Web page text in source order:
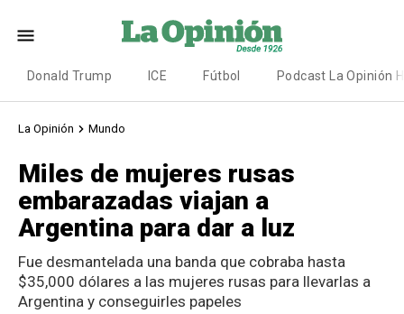
Donald Trump ICE Fútbol Podcast La Opinión
La Opinión Mundo
Miles de mujeres rusas
embarazadas viajan a
Argentina para dar a luz
Fue desmantelada una banda que cobraba hasta
$35,000 dólares a las mujeres rusas para llevarlas a
Argentina y conseguirles papeles